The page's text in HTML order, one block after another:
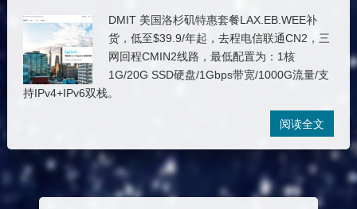
DMIT 美国洛杉矶特惠套餐LAX.EB.WEE补
货，低至$39.9/年起，去程电信联通CN2，三
网回程CMIN2线路，最低配置为：1核
1G/20G SSD硬盘/1Gbps带宽/1000G流量/支
持IPv4+IPv6双栈。
阅读全文